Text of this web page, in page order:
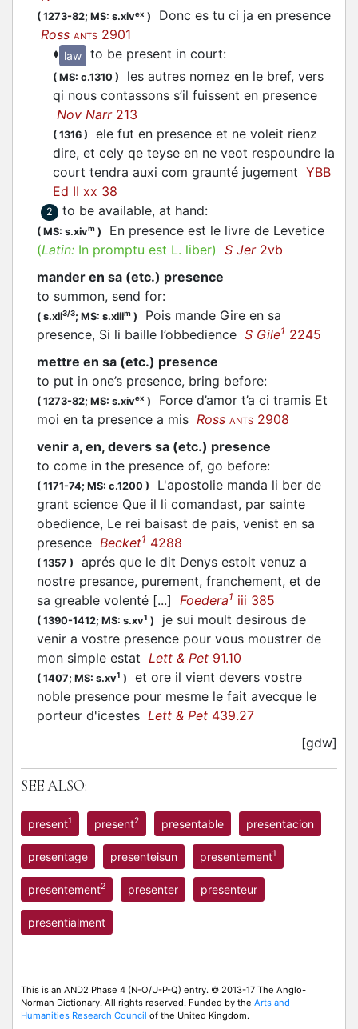
( 1273-82; MS: s.xivex )
Donc es tu ci ja en presence
Ross ANTS 2901
♦ law to be present in court:
( MS: c.1310 )
les autres nomez en le bref, vers
qi nous contassons s’il fuissent en presence
Nov Narr213
( 1316 )
ele fut en presence et ne voleit rienz
dire, et cely qe teyse en ne veot respoundre la
court tendra auxi com graunté jugement YBB
Ed II xx 38
2 to be available, at hand:
( MS: s.xivm )
En presence est le livre de Levetice
(Latin: In promptu est L. liber) S Jer2vb
mander en sa (etc.) presence
to summon, send for:
( s.xii3/3; MS: s.xiiim )
Pois mande Gire en sa
presence, Si li baille l’obbedience S Gile1 2245
mettre en sa (etc.) presence
to put in one’s presence, bring before:
( 1273-82; MS: s.xivex )
Force d’amor t’a ci tramis Et
moi en ta presence a mis Ross ANTS 2908
venir a, en, devers sa (etc.) presence
to come in the presence of, go before:
( 1171-74; MS: c.1200 )
L'apostolie manda li ber de
grant science Que il li comandast, par sainte
obedience, Le rei baisast de pais, venist en sa
presence Becket1 4288
( 1357 )
aprés que le dit Denys estoit venuz a
nostre presance, purement, franchement, et de
sa greable volenté [...] Foedera1 iii 385
( 1390-1412; MS: s.xv1 )
je sui moult desirous de
venir a vostre presence pour vous moustrer de
mon simple estat Lett & Pet 91.10
( 1407; MS: s.xv1 )
et ore il vient devers vostre
noble presence pour mesme le fait avecque le
porteur d'icestes Lett & Pet 439.27
[gdw]
SEE ALSO:
present1 present2 presentable presentacion
presentage presenteisun presentement1
presentement2 presenter presenteur
presentialment
This is an AND2 Phase 4 (N-O/U-P-Q) entry. © 2013-17 The Anglo-
Norman Dictionary. All rights reserved. Funded by the Arts and
Humanities Research Council of the United Kingdom.